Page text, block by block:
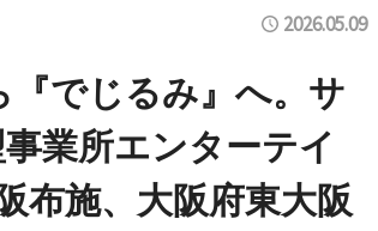
2026.05.09
『でじるみ』へ。サ
業所エンターテイ
布施、大阪府東大阪